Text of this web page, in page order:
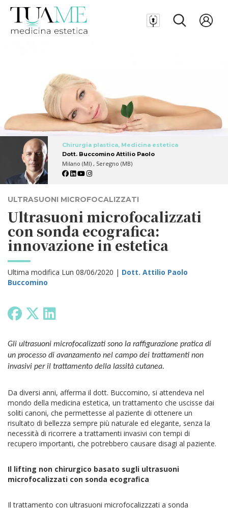
Chirurgia plastica, Medicina estetica
Dott. Buccomino Attilio Paolo
Milano (MI) , Seregno (MB)
ULTRASUONI MICROFOCALIZZATI
Ultrasuoni microfocalizzati
con sonda ecografica:
innovazione in estetica
Ultima modifica Lun 08/06/2020 | Dott. Attilio Paolo
Buccomino
Gli ultrasuoni microfocalizzati sono la raffigurazione pratica di
un processo di avanzamento nel campo dei trattamenti non
invasivi per il trattamento della lassità cutanea.
Da diversi anni, afferma il dott. Buccomino, si attendeva nel
mondo della medicina estetica, un trattamento che uscisse dai
soliti canoni, che permettesse al paziente di ottenere un
risultato di bellezza sempre più naturale ed elegante, senza la
necessità di ricorrere a trattamenti invasivi con tempi di
recupero importanti, che potrebbero causare disagi al paziente.
Il lifting non chirurgico basato sugli ultrasuoni
microfocalizzati con sonda ecografica
Il trattamento con ultrasuoni microfocalizzzati a sonda